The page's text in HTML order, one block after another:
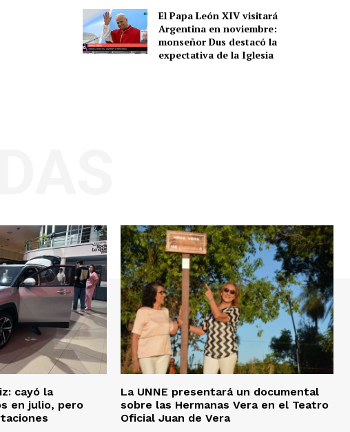
El Papa León XIV visitará
Argentina en noviembre:
monseñor Dus destacó la
expectativa de la Iglesia
cayó la
en julio, pero
La UNNE presentará un documental
sobre las Hermanas Vera en el Teatro
Oficial Juan de Vera